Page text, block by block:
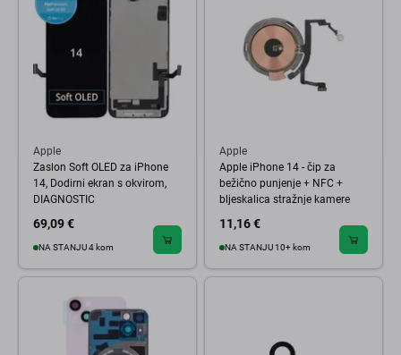
Apple
Zaslon Soft OLED za iPhone
14, Dodirni ekran s okvirom,
DIAGNOSTIC
69,09 €
NA STANJU 4 kom
Apple
Apple iPhone 14 - čip za
bežično punjenje + NFC +
bljeskalica stražnje kamere
11,16 €
NA STANJU 10+ kom